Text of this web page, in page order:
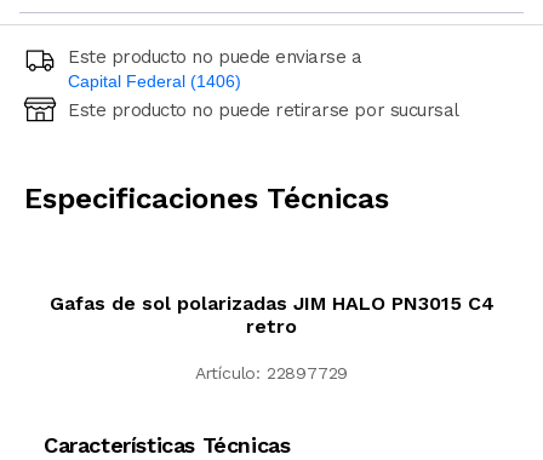
Este producto no puede enviarse a
Capital Federal (1406)
Ingresá código postal (sólo números)
Este producto no puede retirarse por sucursal
Especificaciones Técnicas
Gafas de sol polarizadas JIM HALO PN3015 C4
retro
Artículo: 22897729
Características Técnicas